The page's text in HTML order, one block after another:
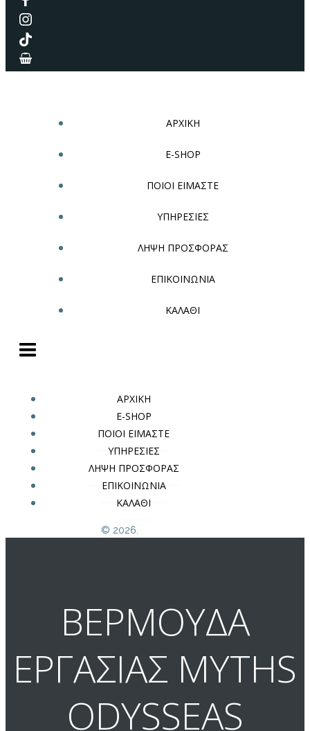
ΑΡΧΙΚΗ
E-SHOP
ΠΟΙΟΙ ΕΙΜΑΣΤΕ
ΥΠΗΡΕΣΙΕΣ
ΛΗΨΗ ΠΡΟΣΦΟΡΑΣ
ΕΠΙΚΟΙΝΩΝΙΑ
ΚΑΛΑΘΙ
ΑΡΧΙΚΗ
E-SHOP
ΠΟΙΟΙ ΕΙΜΑΣΤΕ
ΥΠΗΡΕΣΙΕΣ
ΛΗΨΗ ΠΡΟΣΦΟΡΑΣ
ΕΠΙΚΟΙΝΩΝΙΑ
ΚΑΛΑΘΙ
© 2026.
ΒΕΡΜΟΥΔΑ
ΕΡΓΑΣΙΑΣ MYTHS
ODYSSEAS